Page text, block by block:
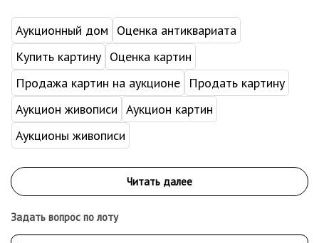
Аукционный дом
Оценка антиквариата
Купить картину Оценка картин
Продажа картин на аукционе
Продать картину
Аукцион живописи Аукцион картин
Аукционы живописи
Задать вопрос по лоту